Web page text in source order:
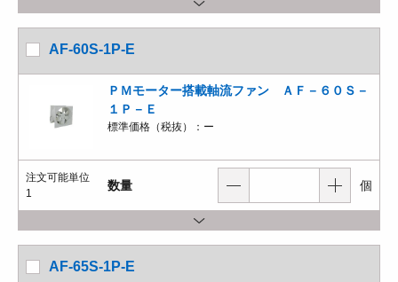
AF-60S-1P-E
ＰＭモーター搭載軸流ファン ＡＦ－６０Ｓ－
１Ｐ－Ｅ
標準価格（税抜）： ー
注文可能単位
1
数量 個
AF-65S-1P-E